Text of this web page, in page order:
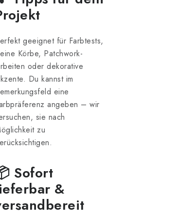
geeignet für Farbtests,
Körbe, Patchwork-
oder dekorative
Du kannst im
eine
angeben – wir
sie nach
zu
Sofort
&